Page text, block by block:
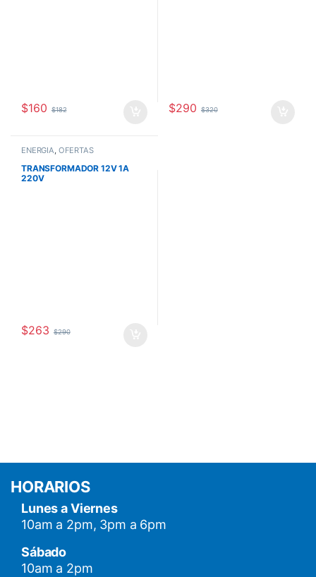
$160 $182 $290 $320
ENERGÍA, OFERTAS
TRANSFORMADOR 12V 1A
220V
$263 $290
HORARIOS
Lunes a Viernes
10am a 2pm, 3pm a 6pm
Sábado
10am a 2pm